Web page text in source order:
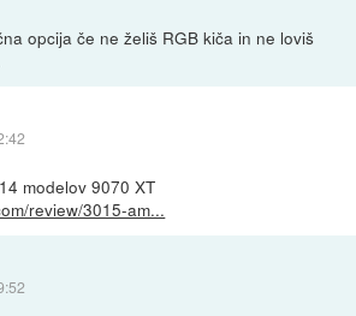
opcija če ne želiš RGB kiča in ne loviš
modelov 9070 XT
review/3015-am...